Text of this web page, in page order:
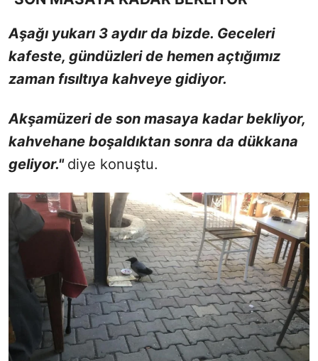
Aşağı yukarı 3 aydır da bizde. Geceleri
kafeste, gündüzleri de hemen açtığımız
zaman fısıltıya kahveye gidiyor.
Akşamüzeri de son masaya kadar bekliyor,
kahvehane boşaldıktan sonra da dükkana
geliyor." diye konuştu.